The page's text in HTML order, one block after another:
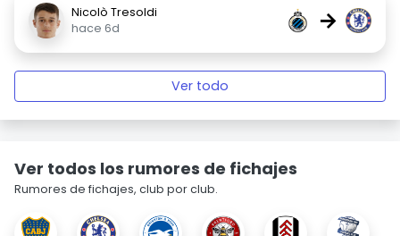
Nicolò Tresoldi
hace 6d
→
Ver todo
Ver todos los rumores de fichajes
Rumores de fichajes, club por club.